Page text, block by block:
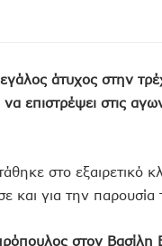
άτυχος στην
επιστρέψει στις
στο εξαιρετικό
και για την
στον Βασίλη